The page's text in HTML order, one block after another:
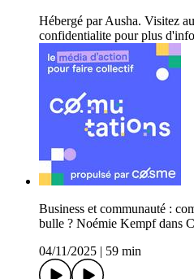
Hébergé par Ausha. Visitez
confidentialite pour plus
Business et communauté :
bulle ? Noémie Kempf dans
04/11/2025
59 min